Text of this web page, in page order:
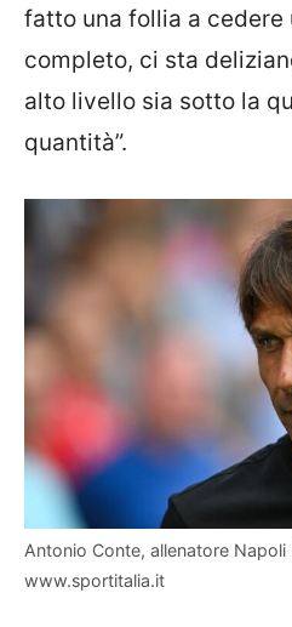
fatto una follia a cedere
completo, ci sta
alto livello sia sotto la
quantità”.
Antonio Conte, allenatore
www.sportitalia.it